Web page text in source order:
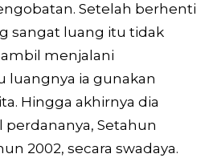
Setelah berhenti
sangat luang itu tidak
menjalani
luangnya ia gunakan
Hingga akhirnya dia
Setahun
2002, secara swadaya.